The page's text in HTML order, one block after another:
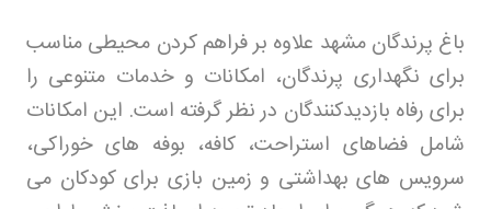
باغ پرندگان مشهد علاوه بر فراهم کردن محیطی مناسب
برای نگهداری پرندگان، امکانات و خدمات متنوعی را
برای رفاه بازدیدکنندگان در نظر گرفته است. این امکانات
شامل فضاهای استراحت، کافه، بوفه های خوراکی،
سرویس های بهداشتی و زمین بازی برای کودکان می